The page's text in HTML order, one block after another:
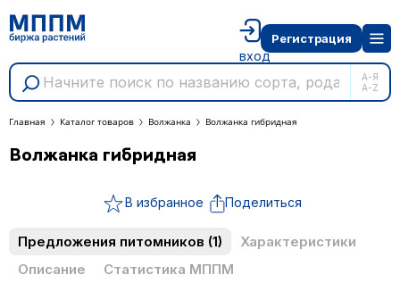
А-Я
A-Z
вход
Регистрация
Главная Каталог товаров Волжанка Волжанка гибридная
Волжанка гибридная
В избранное Поделиться
Предложения питомников (1)
Характеристики
Описание
Статистика МППМ